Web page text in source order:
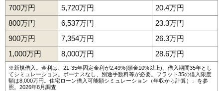
700万円
5,720万円
20.4万円
800万円
6,537万円
23.3万円
900万円
7,354万円
26.3万円
1,000万円
8,000万円 28.6万円
※新規借入。金利は、21-35年固定金利が2.49%(頭金10%以上)、借入期間35年とし
てシミュレーション。ボーナスなし、別途手数料等が必要。フラット35の借入限度
額は8,000万円。 住宅ローン借入可能額シミュレーション（年収から計算）
」を参
照。2026年8月調査